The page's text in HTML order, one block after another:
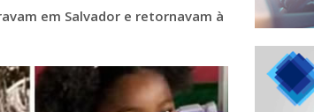
em Salvador e retornavam à